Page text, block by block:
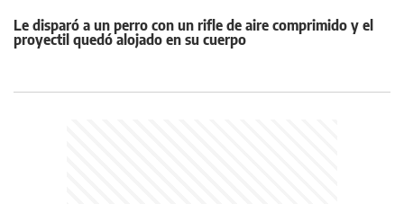
Le disparó a un perro con un rifle de aire comprimido y el
proyectil quedó alojado en su cuerpo